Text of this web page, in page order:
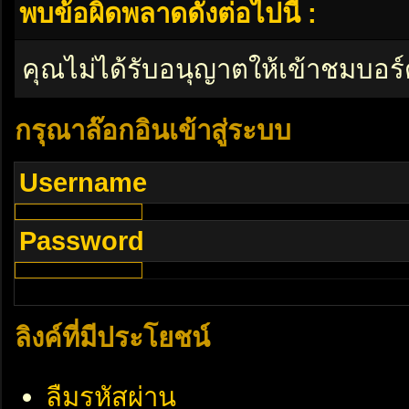
พบข้อผิดพลาดดังต่อไปนี้ :
คุณไม่ได้รับอนุญาตให้เข้าชมบอ
กรุณาล๊อกอินเข้าสู่ระบบ
Username
Password
ลิงค์ที่มีประโยชน์
ลืมรหัสผ่าน